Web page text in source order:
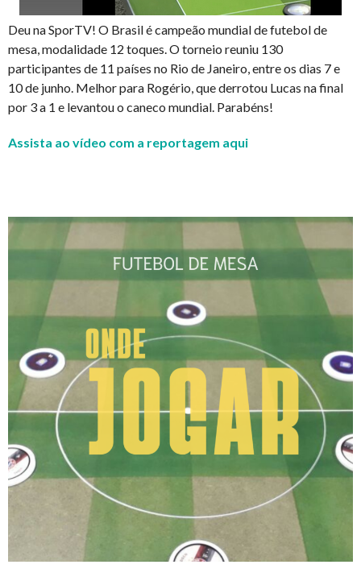
Deu na SporTV! O Brasil é campeão mundial de futebol de
mesa, modalidade 12 toques. O torneio reuniu 130
participantes de 11 países no Rio de Janeiro, entre os dias 7 e
10 de junho. Melhor para Rogério, que derrotou Lucas na final
por 3 a 1 e levantou o caneco mundial. Parabéns!
Assista ao vídeo com a reportagem aqui